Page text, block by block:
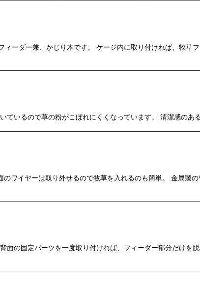
ーダー兼、かじり木です。 ケージ内に取り付ければ、牧草
いるので草の粉がこぼれにくくなっています。 清潔感のあ
ワイヤーは取り外せるので牧草を入れるのも簡単。 金属製
の固定パーツを一度取り付ければ、フィーダー部分だけを